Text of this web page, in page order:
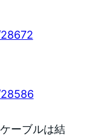
ーブルは結